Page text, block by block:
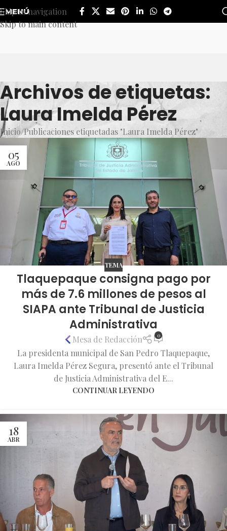
Skip to navigation
Skip to main content
MENÚ
Archivos de etiquetas:
Laura Imelda Pérez
Inicio Publicaciones etiquetadas "Laura Imelda Pérez"
05
AGO
TEMA
Tlaquepaque consigna pago por
más de 7.6 millones de pesos al
SIAPA ante Tribunal de Justicia
Administrativa
Mesa de Redacción 0
La presidenta municipal de San Pedro Tlaquepaque,
Laura Imelda Pérez Segura, presentó ante el Tribunal
de Justicia Administrativa del E...
CONTINUAR LEYENDO
18
ABR